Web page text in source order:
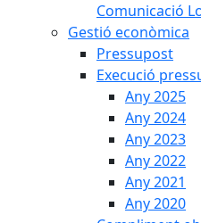
Comunicació
Gestió econòmica
Pressupost
Execució
Any 2025
Any 2024
Any 2023
Any 2022
Any 2021
Any 2020